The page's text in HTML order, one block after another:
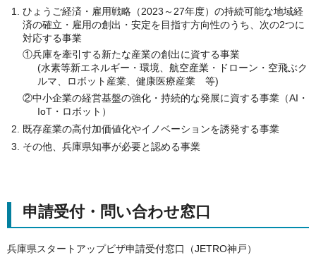
ひょうご経済・雇用戦略（2023～27年度）の持続可能な地域経
済の確立・雇用の創出・安定を目指す方向性のうち、次の2つに
対応する事業
①兵庫を牽引する新たな産業の創出に資する事業
(水素等新エネルギー・環境、航空産業・ドローン・空飛ぶク
ルマ、ロボット産業、健康医療産業 等)
②中小企業の経営基盤の強化・持続的な発展に資する事業（AI・
IoT・ロボット）
既存産業の高付加価値化やイノベーションを誘発する事業
その他、兵庫県知事が必要と認める事業
申請受付・問い合わせ窓口
兵庫県スタートアップビザ申請受付窓口（JETRO神戸）